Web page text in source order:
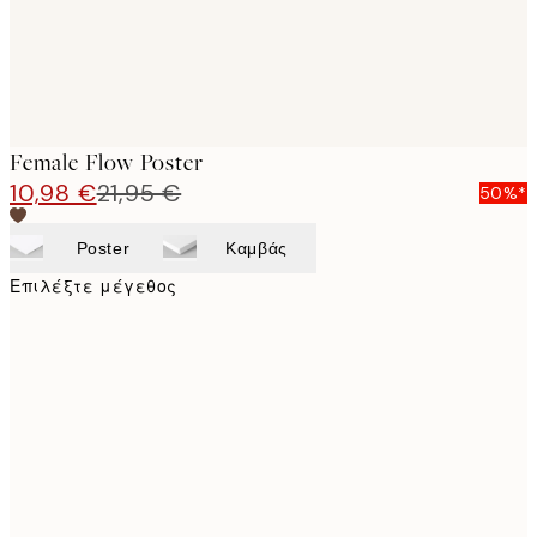
Female Flow Poster
10,98 €21,95 € 50%*
Poster Καμβάς
Επιλέξτε μέγεθος